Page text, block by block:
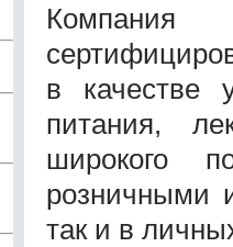
в качестве
питания,
широкого
розничными
так и в